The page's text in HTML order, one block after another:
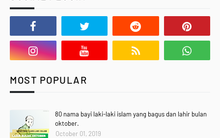
MOST POPULAR
80 nama bayi laki-laki islam yang bagus dan lahir bulan
oktober.
October 01, 2019